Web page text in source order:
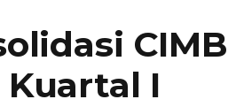
Kuartal I